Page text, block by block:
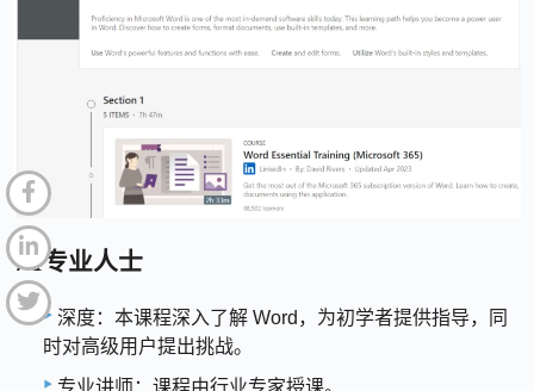
7.1专业人士
深度：本课程深入了解 Word，为初学者提供指导，同
时对高级用户提出挑战。